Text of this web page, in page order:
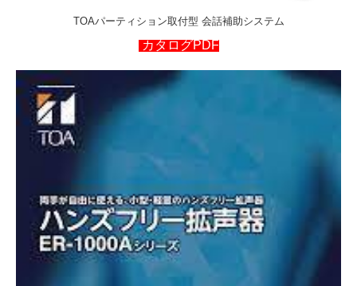
TOAパーティション取付型 会話補助システム
カタログPDF